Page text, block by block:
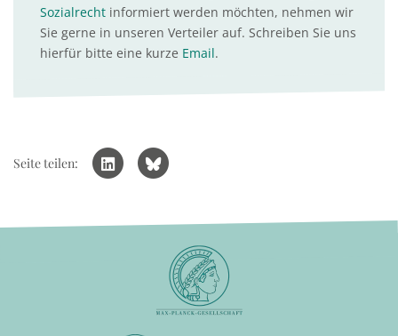
Sozialrecht informiert werden möchten, nehmen wir
Sie gerne in unseren Verteiler auf. Schreiben Sie uns
hierfür bitte eine kurze Email.
Seite teilen: